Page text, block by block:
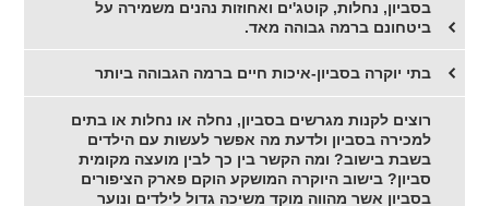
בסביון, נחלות, קוטג'ים ואחוזות נהנים משמירה על
ביטחונם ברמה גבוהה מאד.
בתי יוקרה בסביון-איכות חיים ברמה הגבוהה ביותר
רוצים לקנות מגרשים בסביון, נחלה או נחלות או בתים
למכירה בסביון ולדעת מה אפשר לעשות עם הילדים
בשבת בישוב? ומה הקשר בין כך לבין מועצה מקומית
סביון? בישוב היוקרה המושקע הוקם פארק הציפורים
בסביון אשר מהווה מוקד משיכה גדול לילדים ונוער